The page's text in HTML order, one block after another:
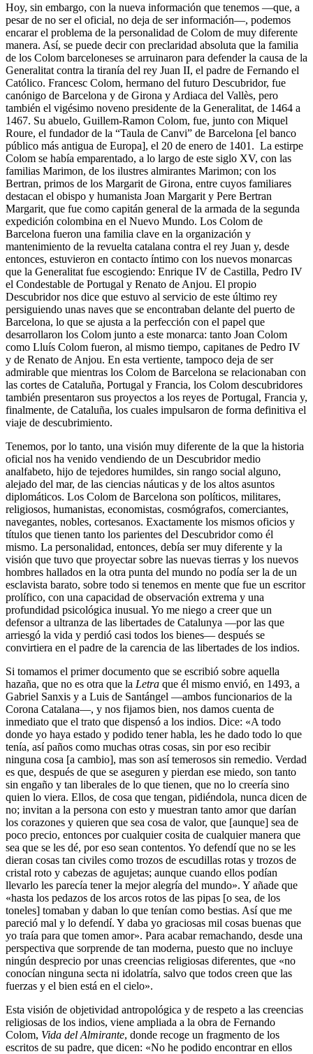
Hoy, sin embargo, con la nueva información que tenemos —que, a
pesar de no ser el oficial, no deja de ser información—, podemos
encarar el problema de la personalidad de Colom de muy diferente
manera. Así, se puede decir con preclaridad absoluta que la familia
de los Colom barceloneses se arruinaron para defender la causa de la
Generalitat contra la tiranía del rey Juan II, el padre de Fernando el
Católico. Francesc Colom, hermano del futuro Descubridor, fue
canónigo de Barcelona y de Girona y Ardiaca del Vallès, pero
también el vigésimo noveno presidente de la Generalitat, de 1464 a
1467. Su abuelo, Guillem-Ramon Colom, fue, junto con Miquel
Roure, el fundador de la “Taula de Canvi” de Barcelona [el banco
público más antigua de Europa], el 20 de enero de 1401. La estirpe
Colom se había emparentado, a lo largo de este siglo XV, con las
familias Marimon, de los ilustres almirantes Marimon; con los
Bertran, primos de los Margarit de Girona, entre cuyos familiares
destacan el obispo y humanista Joan Margarit y Pere Bertran
Margarit, que fue como capitán general de la armada de la segunda
expedición colombina en el Nuevo Mundo. Los Colom de
Barcelona fueron una familia clave en la organización y
mantenimiento de la revuelta catalana contra el rey Juan y, desde
entonces, estuvieron en contacto íntimo con los nuevos monarcas
que la Generalitat fue escogiendo: Enrique IV de Castilla, Pedro IV
el Condestable de Portugal y Renato de Anjou. El propio
Descubridor nos dice que estuvo al servicio de este último rey
persiguiendo unas naves que se encontraban delante del puerto de
Barcelona, ​​lo que se ajusta a la perfección con el papel que
desarrollaron los Colom junto a este monarca: tanto Joan Colom
como Lluís Colom fueron, al mismo tiempo, capitanes de Pedro IV
y de Renato de Anjou. En esta vertiente, tampoco deja de ser
admirable que mientras los Colom de Barcelona se relacionaban con
las cortes de Cataluña, Portugal y Francia, los Colom descubridores
también presentaron sus proyectos a los reyes de Portugal, Francia y,
finalmente, de Cataluña, los cuales impulsaron de forma definitiva el
viaje de descubrimiento.
Tenemos, por lo tanto, una visión muy diferente de la que la historia
oficial nos ha venido vendiendo de un Descubridor medio
analfabeto, hijo de tejedores humildes, sin rango social alguno,
alejado del mar, de las ciencias náuticas y de los altos asuntos
diplomáticos. Los Colom de Barcelona son políticos, militares,
religiosos, humanistas, economistas, cosmógrafos, comerciantes,
navegantes, nobles, cortesanos. Exactamente los mismos oficios y
títulos que tienen tanto los parientes del Descubridor como él
mismo. La personalidad, entonces, debía ser muy diferente y la
visión que tuvo que proyectar sobre las nuevas tierras y los nuevos
hombres hallados en la otra punta del mundo no podía ser la de un
esclavista barato, sobre todo si tenemos en mente que fue un escritor
prolífico, con una capacidad de observación extrema y una
profundidad psicológica inusual. Yo me niego a creer que un
defensor a ultranza de las libertades de Catalunya —por las que
arriesgó la vida y perdió casi todos los bienes— después se
convirtiera en el padre de la carencia de las libertades de los indios.
Si tomamos el primer documento que se escribió sobre aquella
hazaña, que no es otra que la Letra que él mismo envió, en 1493, a
Gabriel Sanxis y a Luis de Santángel —ambos funcionarios de la
Corona Catalana—, y nos fijamos bien, nos damos cuenta de
inmediato que el trato que dispensó a los indios. Dice: «A todo
donde yo haya estado y podido tener habla, les he dado todo lo que
tenía, así paños como muchas otras cosas, sin por eso recibir
ninguna cosa [a cambio], mas son así temerosos sin remedio. Verdad
es que, después de que se aseguren y pierdan ese miedo, son tanto
sin engaño y tan liberales de lo que tienen, que no lo creería sino
quien lo viera. Ellos, de cosa que tengan, pidiéndola, nunca dicen de
no; invitan a la persona con esto y muestran tanto amor que darían
los corazones y quieren que sea cosa de valor, que [aunque] sea de
poco precio, entonces por cualquier cosita de cualquier manera que
sea que se les dé, por eso sean contentos. Yo defendí que no se les
dieran cosas tan civiles como trozos de escudillas rotas y trozos de
cristal roto y cabezas de agujetas; aunque cuando ellos podían
llevarlo les parecía tener la mejor alegría del mundo». Y añade que
«hasta los pedazos de los arcos rotos de las pipas [o sea, de los
toneles] tomaban y daban lo que tenían como bestias. Así que me
pareció mal y lo defendí. Y daba yo graciosas mil cosas buenas que
yo traía para que tomen amor». Para acabar remachando, desde una
perspectiva que sorprende de tan moderna, puesto que no incluye
ningún desprecio por unas creencias religiosas diferentes, que «no
conocían ninguna secta ni idolatría, salvo que todos creen que las
fuerzas y el bien está en el cielo».
Esta visión de objetividad antropológica y de respeto a las creencias
religiosas de los indios, viene ampliada a la obra de Fernando
Colom, Vida del Almirante, donde recoge un fragmento de los
escritos de su padre, que dicen: «No he podido encontrar en ellos